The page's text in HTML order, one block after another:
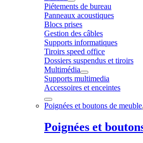
Piétements de bureau
Panneaux acoustiques
Blocs prises
Gestion des câbles
Supports informatiques
Tiroirs speed office
Dossiers suspendus et tiroirs
Multimédia
Supports multimedia
Accessoires et enceintes
Poignées et boutons de meuble
Poignées et